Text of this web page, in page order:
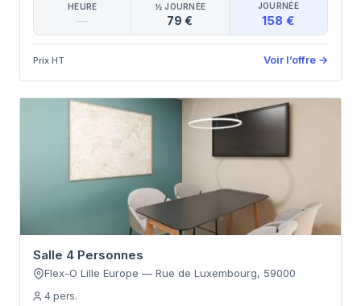
HEURE
—
½ JOURNÉE
79 €
JOURNÉE
158 €
Prix HT Voir l’offre →
Salle 4 Personnes
Flex-O Lille Europe — Rue de Luxembourg, 59000
4 pers.